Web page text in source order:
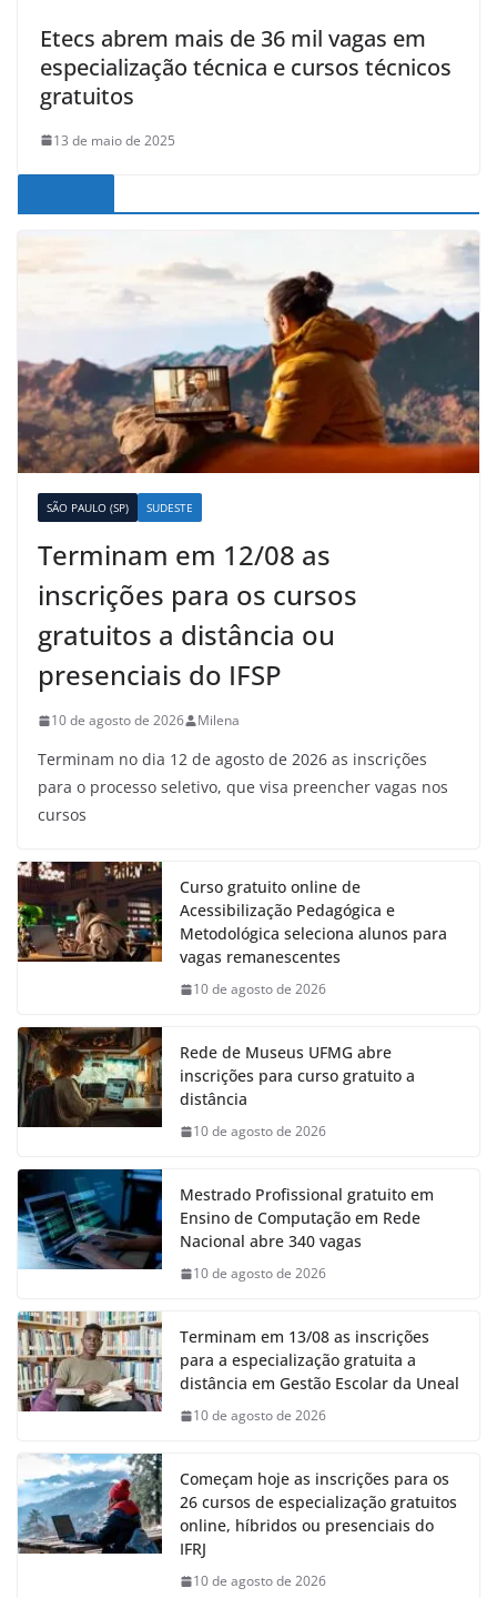
Etecs abrem mais de 36 mil vagas em
especialização técnica e cursos técnicos
gratuitos
13 de maio de 2025
SÃO PAULO (SP) SUDESTE
Terminam em 12/08 as
inscrições para os cursos
gratuitos a distância ou
presenciais do IFSP
10 de agosto de 2026 Milena
Terminam no dia 12 de agosto de 2026 as inscrições
para o processo seletivo, que visa preencher vagas nos
cursos
Curso gratuito online de
Acessibilização Pedagógica e
Metodológica seleciona alunos para
vagas remanescentes
10 de agosto de 2026
Rede de Museus UFMG abre
inscrições para curso gratuito a
distância
10 de agosto de 2026
Mestrado Profissional gratuito em
Ensino de Computação em Rede
Nacional abre 340 vagas
10 de agosto de 2026
Terminam em 13/08 as inscrições
para a especialização gratuita a
distância em Gestão Escolar da Uneal
10 de agosto de 2026
Começam hoje as inscrições para os
26 cursos de especialização gratuitos
online, híbridos ou presenciais do
IFRJ
10 de agosto de 2026